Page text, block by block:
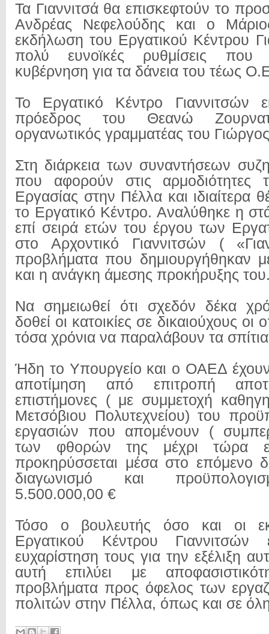
Τα Γιαννιτσά θα επισκεφτούν το
Ανδρέας Νεφελούδης και ο
εκδήλωση του Εργατικού Κέντρου
πολύ ευνοϊκές ρυθμίσεις που
κυβέρνηση για τα δάνεια του τέως
Το Εργατικό Κέντρο Γιαννιτσών
πρόεδρος του Θεανώ
οργανωτικός γραμματέας του
Στη διάρκεια των συναντήσεων
που αφορούν στις αρμοδιότητες
Εργασίας στην Πέλλα και ιδιαίτερα
το Εργατικό Κέντρο. Αναλύθηκε η
επί σειρά ετών του έργου των
στο Αρχοντικό Γιαννιτσών (
προβλήματα που δημιουργήθηκαν
και η ανάγκη άμεσης προκήρυξης
Να σημειωθεί ότι σχεδόν δέκα
δοθεί οι κατοικίες σε δικαιούχους οι
τόσα χρόνια να παραλάβουν τα
Ήδη το Υπουργείο και ο ΟΑΕΔ
αποτίμηση από επιτροπή
επιστήμονες ( με συμμετοχή
Μετσόβιου Πολυτεχνείου) του
εργασιών που απομένουν (
των φθορών της μέχρι τώρα
προκηρύσσεται μέσα στο επόμενο
διαγωνισμό και
5.500.000,00 €
Τόσο ο βουλευτής όσο και οι
Εργατικού Κέντρου Γιαννιτσών
ευχαρίστηση τους για την εξέλιξη
αυτή επιλύει με
προβλήματα προς όφελος των
πολιτών στην Πέλλα, όπως και σε